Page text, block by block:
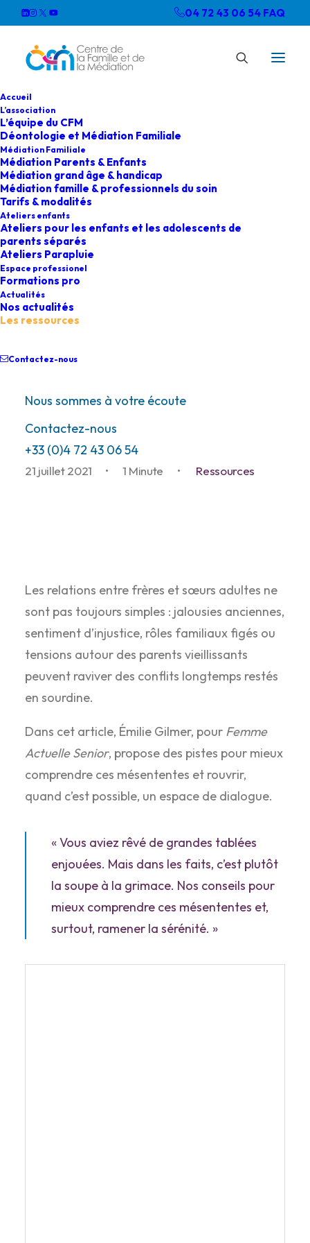
04 72 43 06 54 FAQ
Accueil
L’association
L’équipe du CFM
Déontologie et Médiation Familiale
Médiation Familiale
Médiation Parents & Enfants
Médiation grand âge & handicap
Médiation famille & professionnels du soin
Tarifs & modalités
Ateliers enfants
Ateliers pour les enfants et les adolescents de
parents séparés
Ateliers Parapluie
Espace professionel
Formations pro
Actualités
Nos actualités
Les ressources
Contactez-nous
Nous sommes à votre écoute
Contactez-nous
+33 (0)4 72 43 06 54
Article sur les conflits
intra-familiaux, Femme
Actuelle Sénior de juillet
2021
21 juillet 2021 • 1 Minute • Ressources
Les relations entre frères et sœurs adultes ne
sont pas toujours simples : jalousies anciennes,
sentiment d’injustice, rôles familiaux figés ou
tensions autour des parents vieillissants
peuvent raviver des conflits longtemps restés
en sourdine.
Dans cet article, Émilie Gilmer, pour Femme
Actuelle Senior, propose des pistes pour mieux
comprendre ces mésententes et rouvrir,
quand c’est possible, un espace de dialogue.
« Vous aviez rêvé de grandes tablées
enjouées. Mais dans les faits, c’est plutôt
la soupe à la grimace. Nos conseils pour
mieux comprendre ces mésententes et,
surtout, ramener la sérénité. »